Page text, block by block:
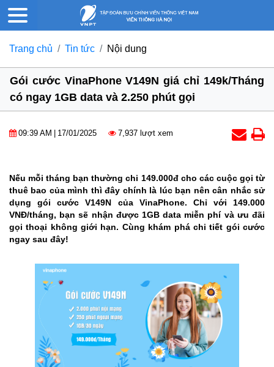
Trang chủ Tin tức Nội dung
Gói cước VinaPhone V149N giá chỉ 149k/Tháng
có ngay 1GB data và 2.250 phút gọi
09:39 AM 17/01/2025 7,937 lượt xem
Nếu mỗi tháng bạn thường chi 149.000đ cho các cuộc gọi từ
thuê bao của mình thì đây chính là lúc bạn nên cân nhắc sử
dụng gói cước V149N của VinaPhone. Chỉ với 149.000
VNĐ/tháng, bạn sẽ nhận được 1GB data miễn phí và ưu đãi
gọi thoại không giới hạn. Cùng khám phá chi tiết gói cước
ngay sau đây!